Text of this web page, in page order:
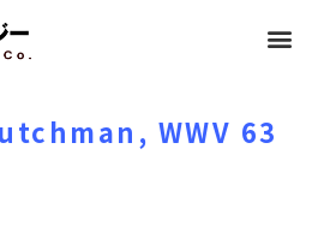
メ
WWV 63